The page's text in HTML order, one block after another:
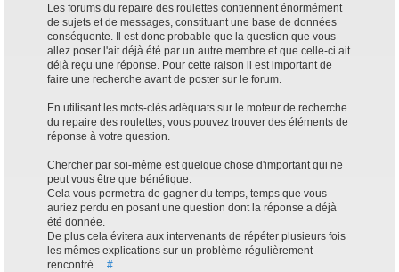
Les forums du repaire des roulettes contiennent énormément
de sujets et de messages, constituant une base de données
conséquente. Il est donc probable que la question que vous
allez poser l'ait déjà été par un autre membre et que celle-ci ait
déjà reçu une réponse. Pour cette raison il est important de
faire une recherche avant de poster sur le forum.
En utilisant les mots-clés adéquats sur le moteur de recherche
du repaire des roulettes, vous pouvez trouver des éléments de
réponse à votre question.
Chercher par soi-même est quelque chose d'important qui ne
peut vous être que bénéfique.
Cela vous permettra de gagner du temps, temps que vous
auriez perdu en posant une question dont la réponse a déjà
été donnée.
De plus cela évitera aux intervenants de répéter plusieurs fois
les mêmes explications sur un problème régulièrement
rencontré ... #